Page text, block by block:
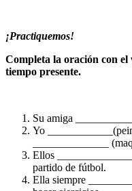
¡Practiquemos!
Completa la oración con
tiempo presente.
Su amiga
Yo
______________
Ellos
partido de fútbol.
Ella siempre